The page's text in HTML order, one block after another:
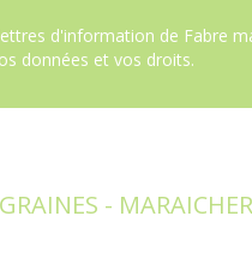
d'information de Fabre
données et vos droits.
- MARAICHER